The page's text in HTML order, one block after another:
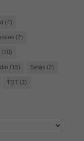
(4)
(2)
(20)
(15) Setas(2)
TDT(3)